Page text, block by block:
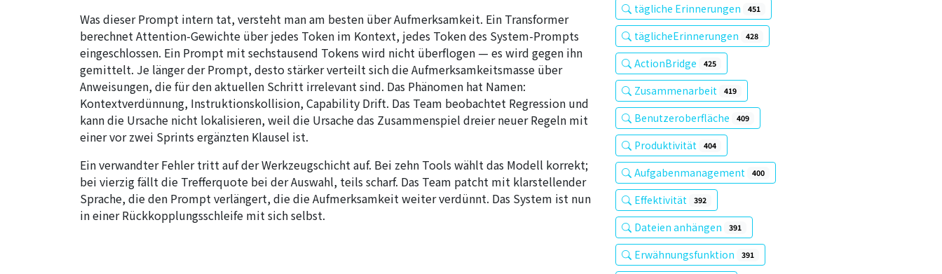
Was dieser Prompt intern tat, versteht man am besten über Aufmerksamkeit. Ein Transformer
berechnet Attention-Gewichte über jedes Token im Kontext, jedes Token des System-Prompts
eingeschlossen. Ein Prompt mit sechstausend Tokens wird nicht überflogen — es wird gegen ihn
gemittelt. Je länger der Prompt, desto stärker verteilt sich die Aufmerksamkeitsmasse über
Anweisungen, die für den aktuellen Schritt irrelevant sind. Das Phänomen hat Namen:
Kontextverdünnung, Instruktionskollision, Capability Drift. Das Team beobachtet Regression und
kann die Ursache nicht lokalisieren, weil die Ursache das Zusammenspiel dreier neuer Regeln mit
einer vor zwei Sprints ergänzten Klausel ist.
Ein verwandter Fehler tritt auf der Werkzeugschicht auf. Bei zehn Tools wählt das Modell korrekt;
bei vierzig fällt die Trefferquote bei der Auswahl, teils scharf. Das Team patcht mit klarstellender
Sprache, die den Prompt verlängert, die die Aufmerksamkeit weiter verdünnt. Das System ist nun
in einer Rückkopplungsschleife mit sich selbst.
tägliche Erinnerungen 451
täglicheErinnerungen 428
ActionBridge 425
Zusammenarbeit 419
Benutzeroberfläche 409
Produktivität 404
Aufgabenmanagement 400
Effektivität 392
Dateien anhängen 391
Erwähnungsfunktion 391